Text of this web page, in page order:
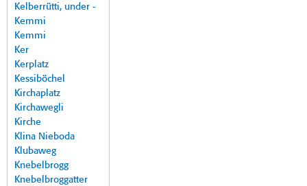
Kelberrütti, under -
Kemmi
Kemmi
Ker
Kerplatz
Kessiböchel
Kirchaplatz
Kirchawegli
Kirche
Klina Nieboda
Klubaweg
Knebelbrogg
Knebelbroggatter